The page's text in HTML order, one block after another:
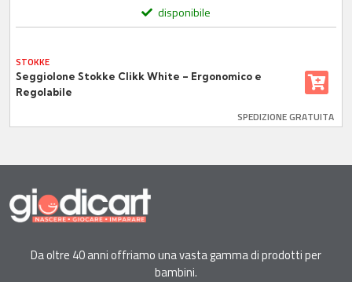
disponibile
STOKKE
Seggiolone Stokke Clikk White – Ergonomico e
Regolabile
SPEDIZIONE GRATUITA
Da oltre 40 anni offriamo una vasta gamma di prodotti per
bambini.